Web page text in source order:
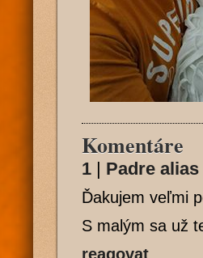
Komentáre
1 | Padre
Ďakujem veľmi
S malým sa už
reagovat